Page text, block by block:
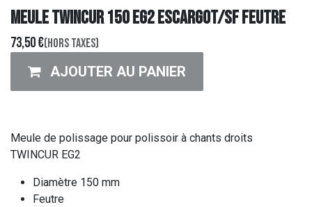
MEULE TWINCUR 150 EG2 ESCARGOT/SF FEUTRE
73,50€(Hors taxes)
AJOUTER AU PANIER
Meule de polissage pour polissoir à chants droits
TWINCUR EG2
Diamètre 150 mm
Feutre